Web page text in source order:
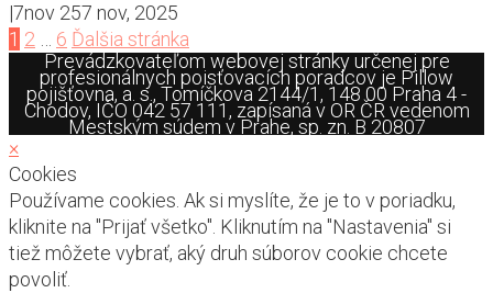
|7nov 257 nov, 2025
Posts
Navigation
1 2 … 6 Ďalšia stránka
Prevádzkovateľom webovej stránky určenej pre
profesionálnych poisťovacích poradcov je Pillow
pojišťovna, a. s., Tomíčkova 2144/1, 148 00 Praha 4 -
Chodov, IČO 042 57 111, zapísaná v OR ČR vedenom
Mestským súdem v Prahe, sp. zn. B 20807
×
Cookies
Používame cookies. Ak si myslíte, že je to v poriadku,
kliknite na "Prijať všetko". Kliknutím na "Nastavenia" si
tiež môžete vybrať, aký druh súborov cookie chcete
povoliť.